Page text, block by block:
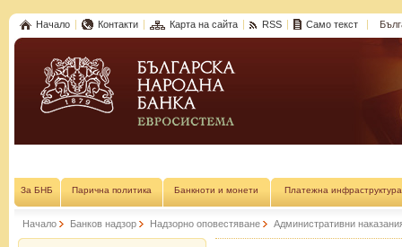
Начало Контакти Карта на сайта RSS Само текст
За БНБ Парична политика Банкноти и монети Платежна инфраструктура
Начало Банков надзор Надзорно оповестяване Административни